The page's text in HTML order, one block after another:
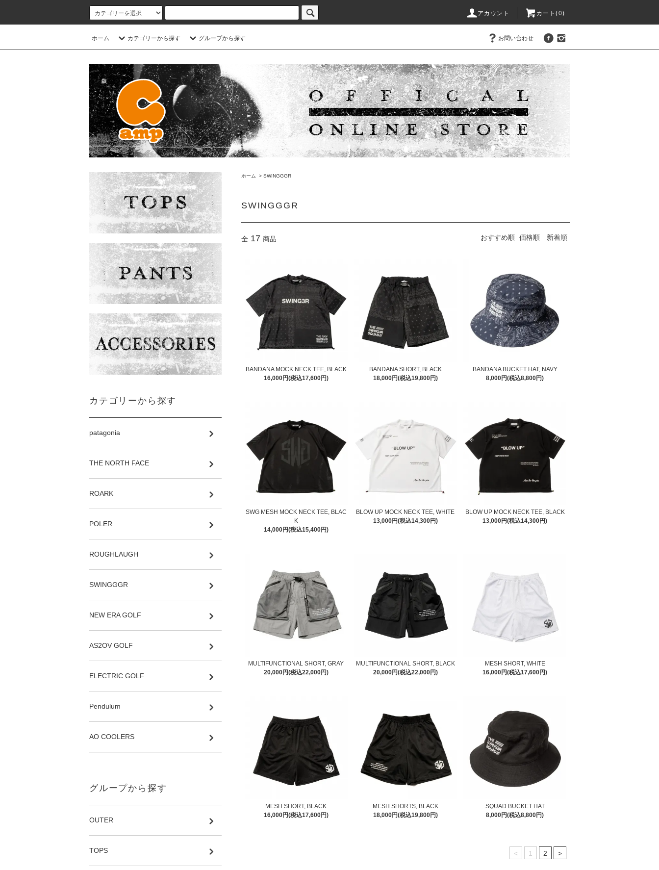
アカウント カート(0)
ホーム カテゴリーから探す グループから探す お問い合わせ
ホーム > SWINGGGR
SWINGGGR
全 17 商品 おすすめ順 価格順 新着順
BANDANA MOCK NECK TEE, BLACK
16,000円(税込17,600円)
BANDANA SHORT, BLACK
18,000円(税込19,800円)
BANDANA BUCKET HAT, NAVY
8,000円(税込8,800円)
SWG MESH MOCK NECK TEE, BLAC
K
14,000円(税込15,400円)
BLOW UP MOCK NECK TEE, WHITE
13,000円(税込14,300円)
BLOW UP MOCK NECK TEE, BLACK
13,000円(税込14,300円)
MULTIFUNCTIONAL SHORT, GRAY
20,000円(税込22,000円)
MULTIFUNCTIONAL SHORT, BLACK
20,000円(税込22,000円)
MESH SHORT, WHITE
16,000円(税込17,600円)
MESH SHORT, BLACK
16,000円(税込17,600円)
MESH SHORTS, BLACK
18,000円(税込19,800円)
SQUAD BUCKET HAT
8,000円(税込8,800円)
< 1 2 >
カテゴリーから探す
patagonia
THE NORTH FACE
ROARK
POLER
ROUGHLAUGH
SWINGGGR
NEW ERA GOLF
AS2OV GOLF
ELECTRIC GOLF
Pendulum
AO COOLERS
グループから探す
OUTER
TOPS